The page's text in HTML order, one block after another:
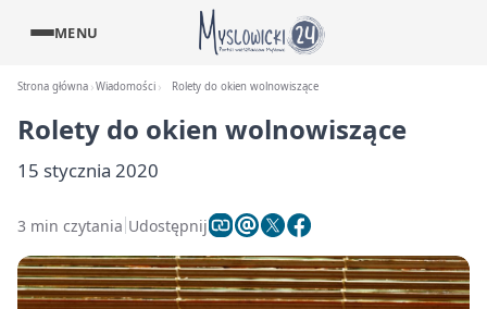
MENU
Strona główna Wiadomości Rolety do okien wolnowiszące
Rolety do okien wolnowiszące
15 stycznia 2020
3 min czytania Udostępnij